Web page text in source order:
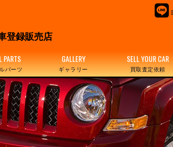
登録販売店
PARTS
パーツ
GALLERY
ギャラリー
SELL YOUR CAR
買取査定依頼